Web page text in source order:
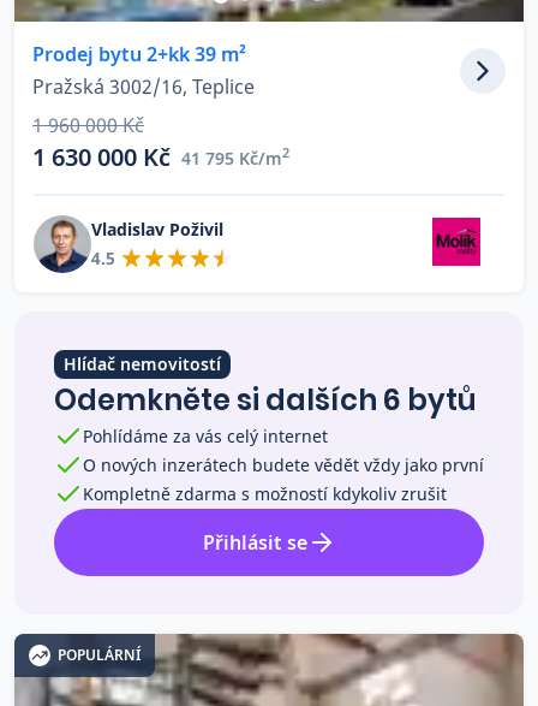
Co říkají naši zákazníci
Blog
O nás
Kariéra
Prodej bytu 2+kk 39 m²
Pražská 3002/16, Teplice
1 960 000 Kč
1 630 000 Kč 41 795 Kč/m2
Vladislav Poživil
4.5
Hlídač nemovitostí
Odemkněte si dalších 6 bytů
Pohlídáme za vás celý internet
O nových inzerátech budete vědět vždy jako první
Kompletně zdarma s možností kdykoliv zrušit
Přihlásit se
POPULÁRNÍ